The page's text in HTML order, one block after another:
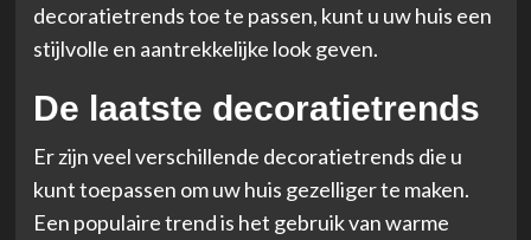
decoratietrends toe te passen, kunt u uw huis een
stijlvolle en aantrekkelijke look geven.
De laatste decoratietrends
Er zijn veel verschillende decoratietrends die u
kunt toepassen om uw huis gezelliger te maken.
Een populaire trend is het gebruik van warme